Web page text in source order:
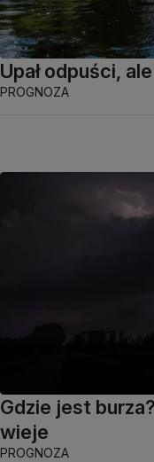
Upał odpuści,
PROGNOZA
Gdzie jest
wieje
PROGNOZA